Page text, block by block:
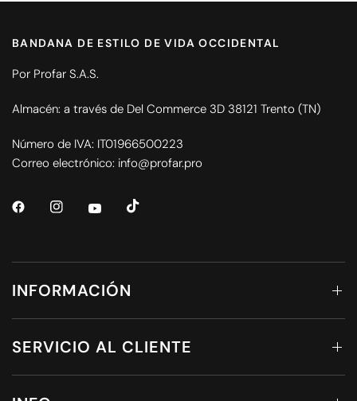
BANDANA DE ESTILO DE VIDA OCCIDENTAL
Por Profar S.A.S.
Almacén: a través de Del Commerce 3D 38121 Trento (TN)
Número de IVA: IT01966500223
Correo electrónico: info@profar.pro
INFORMACIÓN
SERVICIO AL CLIENTE